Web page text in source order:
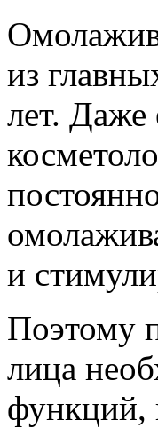
из
лет. Даже
и
Поэтому
лица
функций,